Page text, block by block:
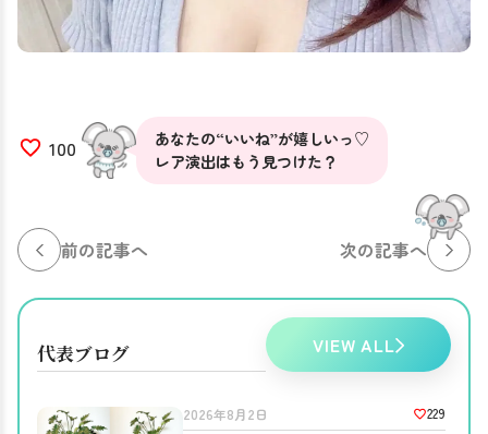
100
あなたの“いいね”が嬉しいっ♡
レア演出はもう見つけた？
前の記事へ 次の記事へ
代表ブログ VIEW ALL
2026年8月2日 229